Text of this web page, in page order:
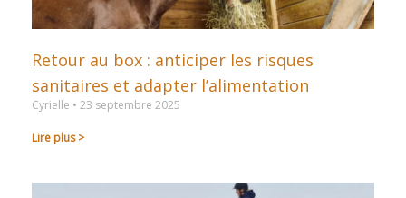
Retour au box : anticiper les risques
sanitaires et adapter l’alimentation
Cyrielle 23 septembre 2025
Lire plus >